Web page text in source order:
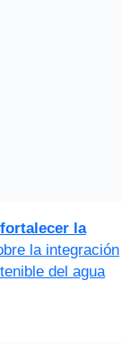
la
la integración
del agua